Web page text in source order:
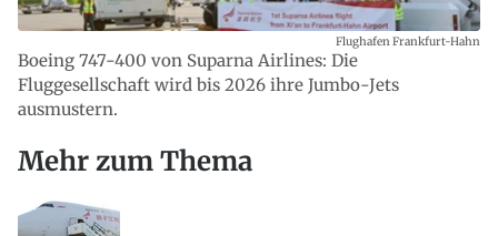
Boeing 747-400 von Suparna Airlines: Die
Fluggesellschaft wird bis 2026 ihre Jumbo-Jets
ausmustern.
Flughafen Frankfurt-Hahn
Mehr zum Thema